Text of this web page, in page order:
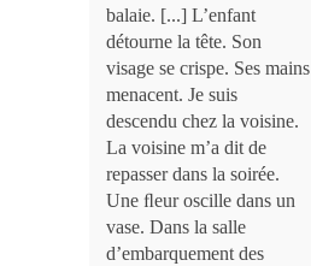
balaie. [...] L’enfant
détourne la tête. Son
visage se crispe. Ses mains
menacent. Je suis
descendu chez la voisine.
La voisine m’a dit de
repasser dans la soirée.
Une ﬂeur oscille dans un
vase. Dans la salle
d’embarquement des